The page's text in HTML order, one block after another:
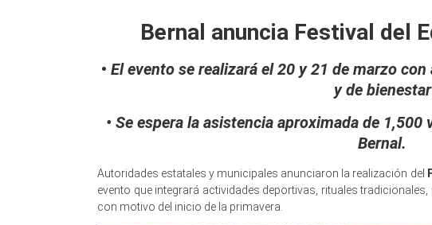
Bernal anuncia Festival del
• El evento se realizará el 20 y 21 de marzo
y de bienestar
• Se espera la asistencia aproximada de
Bernal.
Autoridades estatales y municipales anunciaron la realización del
evento que integrará actividades deportivas, rituales
con motivo del inicio de la primavera.